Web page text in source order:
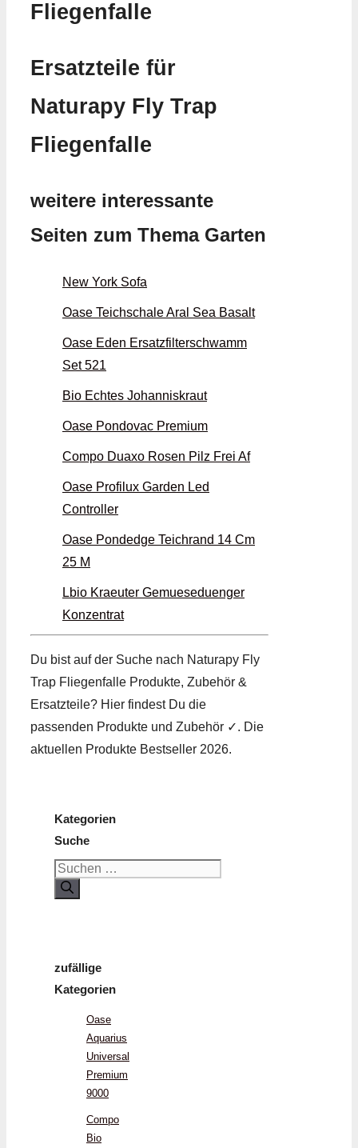
Fliegenfalle
Ersatzteile für
Naturapy Fly Trap
Fliegenfalle
weitere interessante
Seiten zum Thema Garten
New York Sofa
Oase Teichschale Aral Sea Basalt
Oase Eden Ersatzfilterschwamm
Set 521
Bio Echtes Johanniskraut
Oase Pondovac Premium
Compo Duaxo Rosen Pilz Frei Af
Oase Profilux Garden Led
Controller
Oase Pondedge Teichrand 14 Cm
25 M
Lbio Kraeuter Gemueseduenger
Konzentrat
Du bist auf der Suche nach Naturapy Fly
Trap Fliegenfalle Produkte, Zubehör &
Ersatzteile? Hier findest Du die
passenden Produkte und Zubehör ✓. Die
aktuellen Produkte Bestseller 2026.
Kategorien
Suche
Suchen
nach:
zufällige
Kategorien
Oase
Aquarius
Universal
Premium
9000
Compo
Bio